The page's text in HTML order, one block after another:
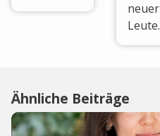
neuer
Leute.
Ähnliche Beiträge